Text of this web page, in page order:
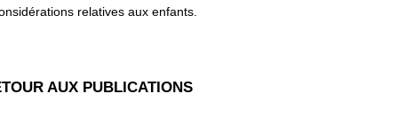
relatives aux enfants.
AUX PUBLICATIONS